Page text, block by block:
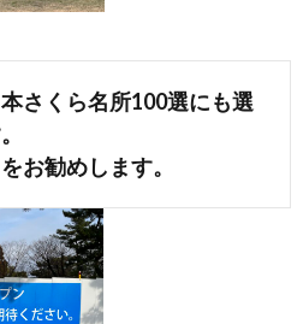
さくら名所100選にも選
お勧めします。